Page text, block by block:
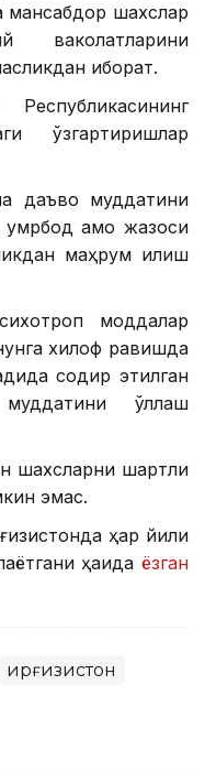
мансабдор шахслар
ваколатларини
иборат.
ўзгартиришлар
даъво муддатини
қамоқ жазоси
маҳрум қилиш
моддалар
хилоф равишда
содир этилган
қўллаш
шахсларни шартли
эмас.
ҳар йили
ҳақида ёзган
Қирғизистон